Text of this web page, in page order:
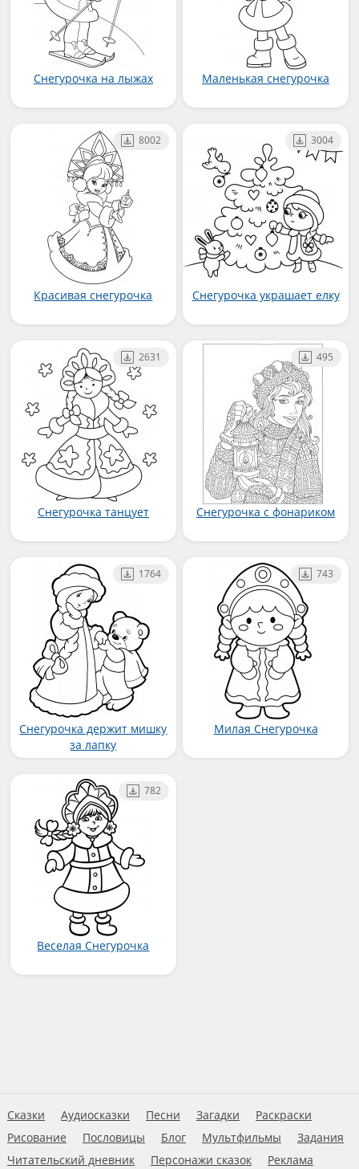
Снегурочка на лыжах Маленькая снегурочка
Красивая снегурочка
8002
Снегурочка украшает елку
3004
Снегурочка танцует
2631
Снегурочка с фонариком
495
Снегурочка держит мишку
за лапку
1764
Милая Снегурочка
743
Веселая Снегурочка
782
Сказки Аудиосказки Песни Загадки
Раскраски
Рисование
Пословицы Блог Мультфильмы
Задания
Читательский дневник
Персонажи сказок Реклама